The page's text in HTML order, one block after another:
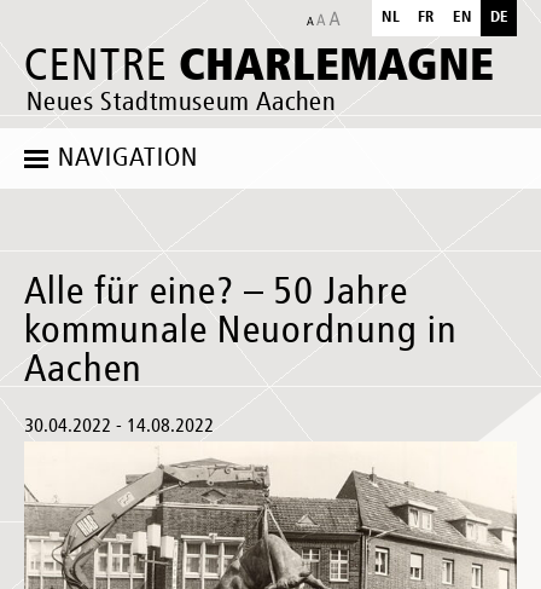
CENTRE CHARLEMAGNE
Neues Stadtmuseum Aachen
NL FR EN DE
NAVIGATION
Alle für eine? – 50 Jahre
kommunale Neuordnung in
Aachen
30.04.2022 - 14.08.2022